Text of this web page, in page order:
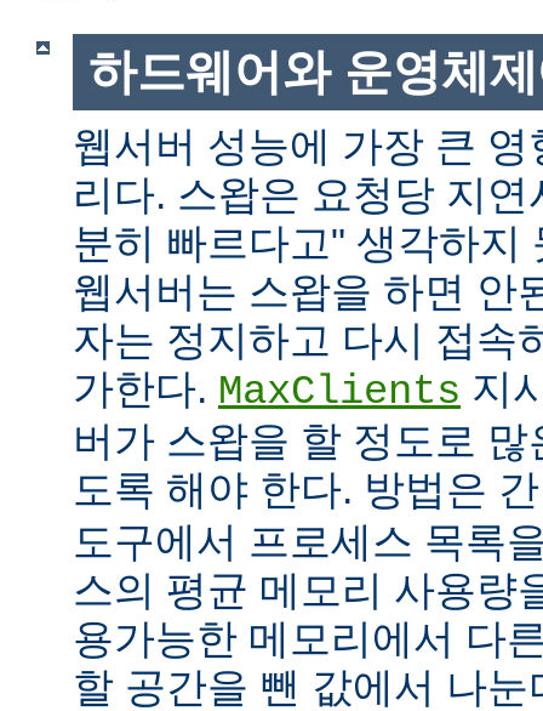
하드웨어와 운영체
웹서버 성능에 가장 큰
리다. 스왑은 요청당 지
분히 빠르다고" 생각하지
웹서버는 스왑을 하면 안
자는 정지하고 다시 접속
가한다. MaxClients 지
버가 스왑을 할 정도로
도록 해야 한다. 방법은
도구에서 프로세스 목록
스의 평균 메모리 사용량
용가능한 메모리에서 다
할 공간을 뺀 값에서 나눈